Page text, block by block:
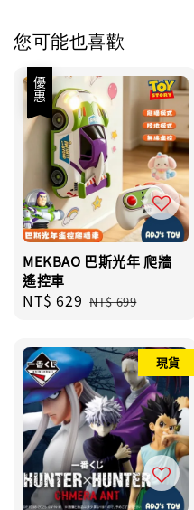
您可能也喜歡
優惠
MEKBAO 巴斯光年 爬牆
遙控車
Sale
NT$ 629 Regular
NT$ 699
現貨